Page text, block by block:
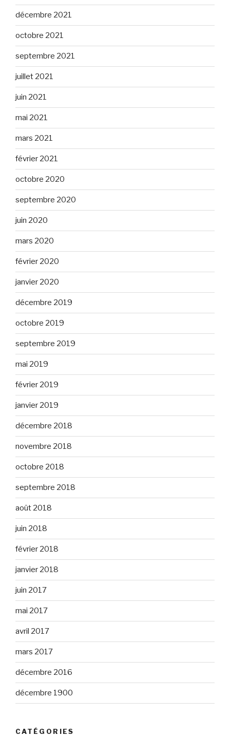
décembre 2021
octobre 2021
septembre 2021
juillet 2021
juin 2021
mai 2021
mars 2021
février 2021
octobre 2020
septembre 2020
juin 2020
mars 2020
février 2020
janvier 2020
décembre 2019
octobre 2019
septembre 2019
mai 2019
février 2019
janvier 2019
décembre 2018
novembre 2018
octobre 2018
septembre 2018
août 2018
juin 2018
février 2018
janvier 2018
juin 2017
mai 2017
avril 2017
mars 2017
décembre 2016
décembre 1900
CATÉGORIES